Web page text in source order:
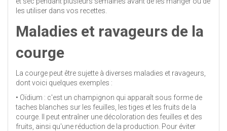
les utiliser dans vos recettes.
Maladies et ravageurs de la
courge
La courge peut être sujette à diverses maladies et ravageurs,
dont voici quelques exemples :
• Oïdium : c'est un champignon qui apparaît sous forme de
taches blanches sur les feuilles, les tiges et les fruits de la
courge. Il peut entraîner une décoloration des feuilles et des
fruits, ainsi qu'une réduction de la production. Pour éviter